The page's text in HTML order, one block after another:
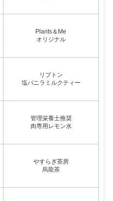
Plants＆Me
オリジナル
リプトン
塩バニラミルクティー
管理栄養士推奨
肉専用レモン水
やすらぎ茶房
烏龍茶